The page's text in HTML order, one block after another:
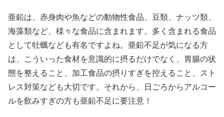
亜鉛は、赤身肉や魚などの動物性食品、豆類、ナッツ類、
海藻類など、様々な食品に含まれます。多く含まれる食品
として牡蠣なども有名ですよね。亜鉛不足が気になる方
は、こういった食材を意識的に摂るだけでなく、胃腸の状
態を整えること、加工食品の摂りすぎを控えること、スト
レス対策なども大切です。それから、日ごろからアルコー
ルを飲みすぎの方も亜鉛不足に要注意！